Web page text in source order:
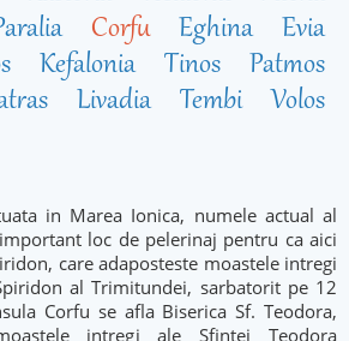
Corfu Eghina
Evia
Kefalonia Tinos
Patmos
Livadia Tembi Volos
in Marea Ionica, numele actual al
loc de pelerinaj pentru ca aici
care adaposteste moastele intregi
al Trimitundei, sarbatorit pe 12
Corfu se afla Biserica Sf. Teodora,
intregi ale Sfintei Teodora